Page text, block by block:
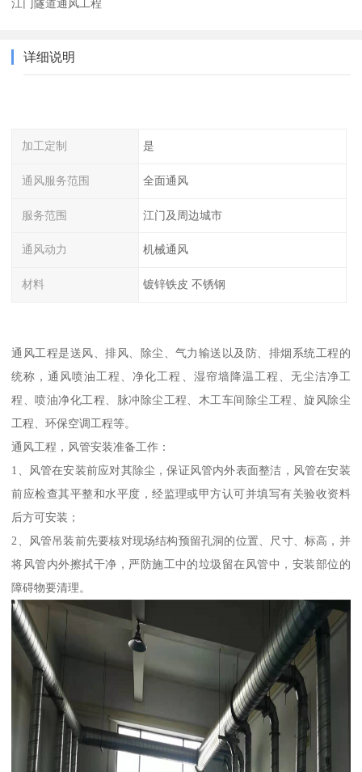
江门隧道通风工程
详细说明
加工定制 是
通风服务范围 全面通风
服务范围 江门及周边城市
通风动力 机械通风
材料 镀锌铁皮 不锈钢
通风工程是送风、排风、除尘、气力输送以及防、排烟系统工程的
统称，通风喷油工程、净化工程、湿帘墙降温工程、无尘洁净工
程、喷油净化工程、脉冲除尘工程、木工车间除尘工程、旋风除尘
工程、环保空调工程等。
通风工程，风管安装准备工作：
1、风管在安装前应对其除尘，保证风管内外表面整洁，风管在安装
前应检查其平整和水平度，经监理或甲方认可并填写有关验收资料
后方可安装；
2、风管吊装前先要核对现场结构预留孔洞的位置、尺寸、标高，并
将风管内外擦拭干净，严防施工中的垃圾留在风管中，安装部位的
障碍物要清理。